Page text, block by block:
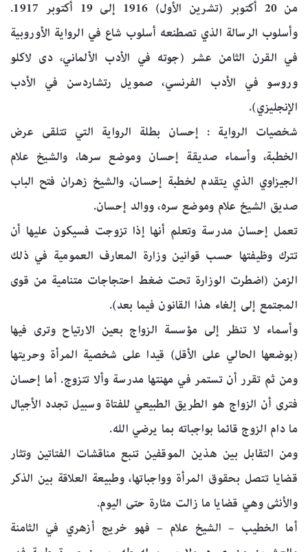
من 20 أكتوبر (تشرين الأول) 1916 إلى 19 أكتوبر 1917.
وأسلوب الرسالة الذي تصطنعه أسلوب شاع في الرواية الأوروبية
في القرن الثامن عشر (جوته في الأدب الألماني، دى لاكلو
وروسو في الأدب الفرنسي، صمويل رتشاردسن في الأدب
الإنجليزي).
شخصيات الرواية : إحسان بطلة الرواية التي تتلقى عرض
الخطبة، وأسماء صديقة إحسان وموضع سرها، والشيخ علام
الجيزاوي الذي يتقدم لخطبة إحسان، والشيخ زهران فتح الباب
صديق الشيخ علام وموضع سره، ووالد إحسان.
تعمل إحسان مدرسة وتعلم أنها إذا تزوجت فسيكون عليها أن
تترك وظيفتها حسب قوانين وزارة المعارف العمومية في ذلك
الزمن (اضطرت الوزارة تحت ضغط احتجاجات متنامية من قوى
المجتمع إلى إلغاء هذا القانون فيما بعد).
وأسماء لا تنظر إلى مؤسسة الزواج بعين الارتياح وترى فيها
(بوضعها الحالي على الأقل) قيدا على شخصية المرأة وحريتها
ومن ثم تقرر أن تستمر في مهنتها مدرسة وألا تتزوج. أما إحسان
فترى أن الزواج هو الطريق الطبيعي للفتاة وسبيل تجدد الأجيال
ما دام الزوج قائما بواجباته بما يرضي الله.
ومن التقابل بين هذين الموقفين تنبع مناقشات الفتاتين وتثار
قضايا تتصل بحقوق المرأة وواجباتها، وطبيعة العلاقة بين الذكر
والأنثى وهي قضايا ما زالت مثارة حتى اليوم.
أما الخطيب – الشيخ علام – فهو خريج أزهري في الثامنة